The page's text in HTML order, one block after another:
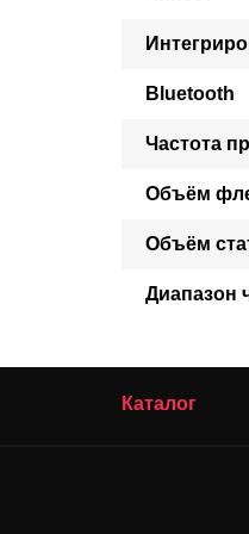
Bluetooth
Частота
Объём
Объём
Диапазон
Каталог